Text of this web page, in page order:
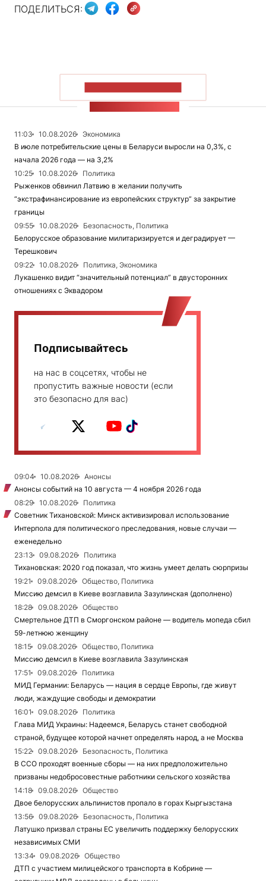
ПОДЕЛИТЬСЯ:
11:03 10.08.2026
Экономика
В июле потребительские цены в Беларуси выросли на 0,3%, с
начала 2026 года — на 3,2%
10:25
10.08.2026
Политика
Рыженков обвинил Латвию в желании получить
“экстрафинансирование из европейских структур” за закрытие
границы
09:55
10.08.2026
Безопасность, Политика
Белорусское образование милитаризируется и деградирует —
Терешкович
09:22
10.08.2026
Политика, Экономика
Лукашенко видит “значительный потенциал” в двусторонних
отношениях с Эквадором
Подписывайтесь
на нас в соцсетях, чтобы не
пропустить важные новости (если
это безопасно для вас)
09:04 10.08.2026
Анонсы
Анонсы событий на 10 августа — 4 ноября 2026 года
08:29
10.08.2026
Политика
Советник Тихановской: Минск активизировал использование
Интерпола для политического преследования, новые случаи —
еженедельно
23:13
09.08.2026
Политика
Тихановская: 2020 год показал, что жизнь умеет делать сюрпризы
19:21
09.08.2026
Общество, Политика
Миссию демсил в Киеве возглавила Зазулинская (дополнено)
18:28
09.08.2026
Общество
Смертельное ДТП в Сморгонском районе — водитель мопеда сбил
59-летнюю женщину
18:15
09.08.2026
Общество, Политика
Миссию демсил в Киеве возглавила Зазулинская
17:51
09.08.2026
Политика
МИД Германии: Беларусь — нация в сердце Европы, где живут
люди, жаждущие свободы и демократии
16:01
09.08.2026
Политика
Глава МИД Украины: Надеемся, Беларусь станет свободной
страной, будущее которой начнет определять народ, а не Москва
15:22
09.08.2026
Безопасность, Политика
В ССО проходят военные сборы — на них предположительно
призваны недобросовестные работники сельского хозяйства
14:18
09.08.2026
Общество
Двое белорусских альпинистов пропало в горах Кыргызстана
13:56
09.08.2026
Безопасность, Политика
Латушко призвал страны ЕС увеличить поддержку белорусских
независимых СМИ
13:34
09.08.2026
Общество
ДТП с участием милицейского транспорта в Кобрине —